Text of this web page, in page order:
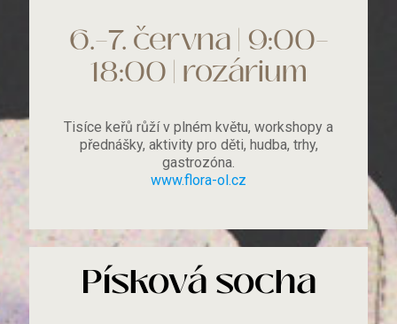
6.–7. června | 9:00–
18:00 | rozárium
Tisíce keřů růží v plném květu, workshopy a
přednášky, aktivity pro děti, hudba, trhy,
gastrozóna.
www.flora-ol.cz
Písková socha